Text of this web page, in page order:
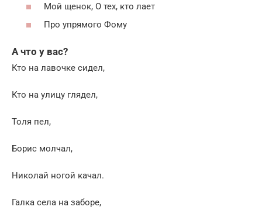
Мой щенок, О тех, кто лает
Про упрямого Фому
А что у вас?
Кто на лавочке сидел,
Кто на улицу глядел,
Толя пел,
Борис молчал,
Николай ногой качал.
Галка села на заборе,